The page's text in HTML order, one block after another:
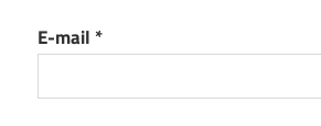
E-mail *